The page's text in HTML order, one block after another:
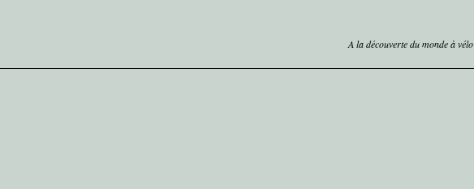
A la découverte du monde à vélo